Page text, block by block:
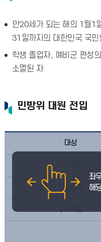
만20세가 되는 해의 1월1
31일까지의 대한민국 국민
학생 졸업자, 예비군 편성
소멸된 자
민방위 대원 전입
대상
신고장소